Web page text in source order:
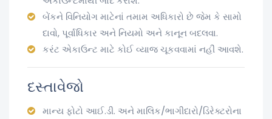
બેંકને વિનિયોગ માટેનાં તમામ અધિકારો છે જેમ કે સામો
દાવો, પૂર્વાધિકાર અને નિયમો અને કાનૂન બદલવા.
કરંટ એકાઉન્ટ માટે કોઈ વ્યાજ ચૂકવવામાં નહીં આવશે.
દસ્તાવેજો
માન્ય ફોટો આઈ.ડી. અને માલિક/ભાગીદારો/ડિરેક્ટરોના